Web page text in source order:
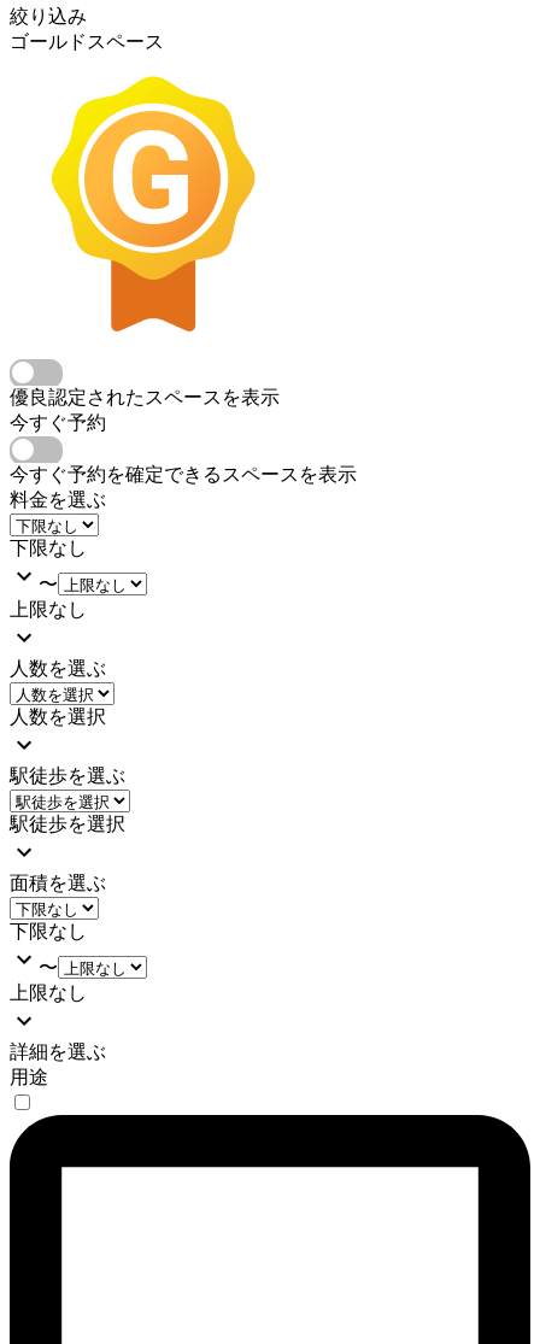
絞り込み
ゴールドスペース
優良認定されたスペースを表示
今すぐ予約
今すぐ予約を確定できるスペースを表示
料金を選ぶ
下限なし
〜
上限なし
人数を選ぶ
人数を選択
駅徒歩を選ぶ
駅徒歩を選択
面積を選ぶ
下限なし
〜
上限なし
詳細を選ぶ
用途